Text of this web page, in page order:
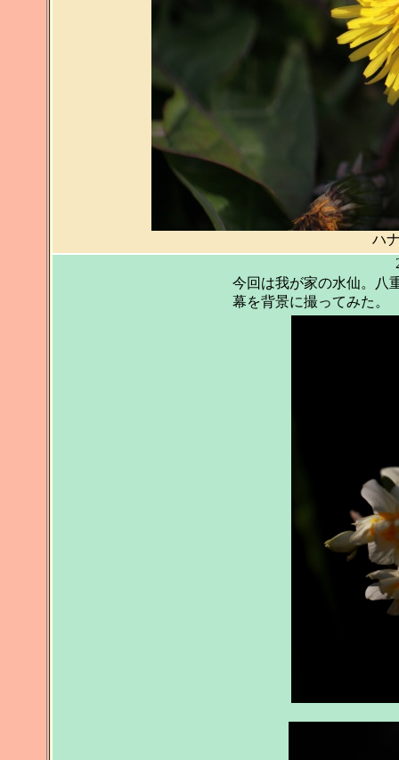
ハ
今回は我が家の水仙。八
幕を背景に撮ってみた。